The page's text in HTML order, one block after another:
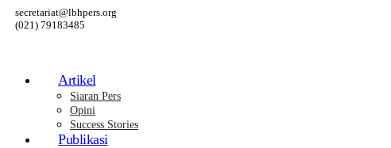
secretariat@lbhpers.org
(021) 79183485
Artikel
Siaran Pers
Opini
Success Stories
Publikasi